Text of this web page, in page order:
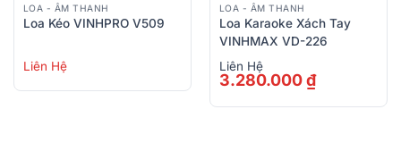
LOA - ÂM THANH
Loa Kéo VINHPRO V509
Liên Hệ
LOA - ÂM THANH
Loa Karaoke Xách Tay
VINHMAX VD-226
3.280.000₫
Liên Hệ